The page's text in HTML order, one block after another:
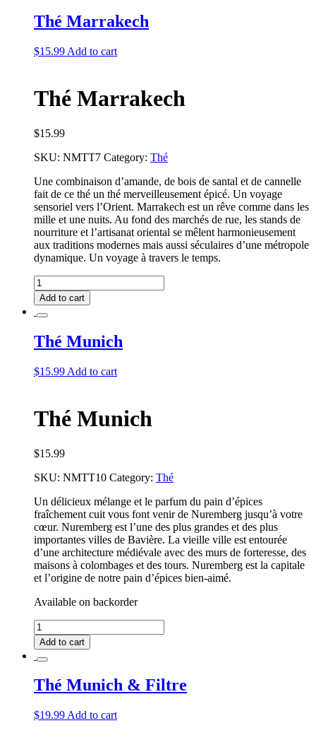
Thé Marrakech
$15.99 Add to cart
Thé Marrakech
$15.99
SKU: NMTT7 Category: Thé
Une combinaison d’amande, de bois de santal et de cannelle
fait de ce thé un thé merveilleusement épicé. Un voyage
sensoriel vers l’Orient. Marrakech est un rêve comme dans les
mille et une nuits. Au fond des marchés de rue, les stands de
nourriture et l’artisanat oriental se mêlent harmonieusement
aux traditions modernes mais aussi séculaires d’une métropole
dynamique. Un voyage à travers le temps.
Thé
Marrakech
quantity
Add to cart
Thé Munich
$15.99 Add to cart
Thé Munich
$15.99
SKU: NMTT10 Category: Thé
Un délicieux mélange et le parfum du pain d’épices
fraîchement cuit vous font venir de Nuremberg jusqu’à votre
cœur. Nuremberg est l’une des plus grandes et des plus
importantes villes de Bavière. La vieille ville est entourée
d’une architecture médiévale avec des murs de forteresse, des
maisons à colombages et des tours. Nuremberg est la capitale
et l’origine de notre pain d’épices bien-aimé.
Available on backorder
Thé
Munich
quantity
Add to cart
Thé Munich & Filtre
$19.99 Add to cart